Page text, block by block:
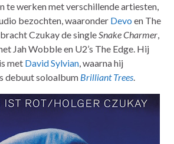
te werken met verschillende artiesten,
bezochten, waaronder Devo en The
Czukay de single Snake Charmer
Jah Wobble en U2’s The Edge. Hij
met David Sylvian , waarna hij
debuut soloalbum Brilliant Trees